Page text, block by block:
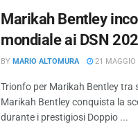
Marikah Bentley
mondiale ai DSN
BY MARIO ALTOMURA 21 MAGGIO
Trionfo per Marikah Bentley tra
Marikah Bentley conquista la
durante i prestigiosi Doppio ...